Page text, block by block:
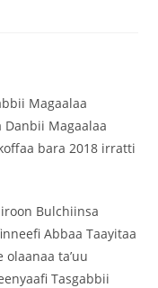
Magaalaa
Danbii Magaalaa
bara 2018 irratti
Bulchiinsa
Abbaa Taayitaa
ta’uu
Tasgabbii